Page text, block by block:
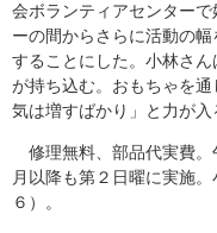
会ボランティアセンター
ーの間からさらに活動の
することにした。小林さ
が持ち込む。おもちゃを
気は増すばかり」と力が入
修理無料、部品代実費。
月以降も第２日曜に実施
６）。